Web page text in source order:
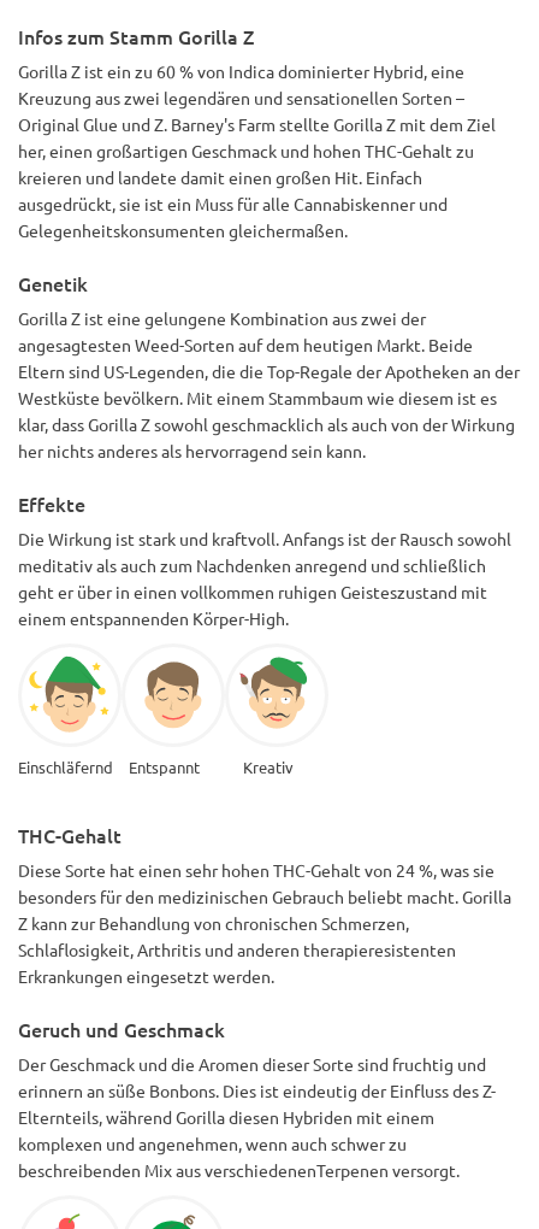
einen Kopf davon und er konnte nicht aufhören, über den
Fall wieder anbauen! Ich versuche sie sparsam zu rauchen lol
Infos zum Stamm Gorilla Z
Gorilla Z ist ein zu 60 % von Indica dominierter Hybrid, eine
Kreuzung aus zwei legendären und sensationellen Sorten –
Original Glue und Z. Barney's Farm stellte Gorilla Z mit dem Ziel
her, einen großartigen Geschmack und hohen THC-Gehalt zu
kreieren und landete damit einen großen Hit. Einfach
ausgedrückt, sie ist ein Muss für alle Cannabiskenner und
Gelegenheitskonsumenten gleichermaßen.
Genetik
Gorilla Z ist eine gelungene Kombination aus zwei der
angesagtesten Weed-Sorten auf dem heutigen Markt. Beide
Eltern sind US-Legenden, die die Top-Regale der Apotheken an der
Westküste bevölkern. Mit einem Stammbaum wie diesem ist es
klar, dass Gorilla Z sowohl geschmacklich als auch von der Wirkung
her nichts anderes als hervorragend sein kann.
Effekte
Die Wirkung ist stark und kraftvoll. Anfangs ist der Rausch sowohl
meditativ als auch zum Nachdenken anregend und schließlich
geht er über in einen vollkommen ruhigen Geisteszustand mit
einem entspannenden Körper-High.
Einschläfernd Entspannt Kreativ
THC-Gehalt
Diese Sorte hat einen sehr hohen THC-Gehalt von 24 %, was sie
besonders für den medizinischen Gebrauch beliebt macht. Gorilla
Z kann zur Behandlung von chronischen Schmerzen,
Schlaflosigkeit, Arthritis und anderen therapieresistenten
Erkrankungen eingesetzt werden.
Geruch und Geschmack
Der Geschmack und die Aromen dieser Sorte sind fruchtig und
erinnern an süße Bonbons. Dies ist eindeutig der Einfluss des Z-
Elternteils, während Gorilla diesen Hybriden mit einem
komplexen und angenehmen, wenn auch schwer zu
beschreibenden Mix aus verschiedenenTerpenen versorgt.